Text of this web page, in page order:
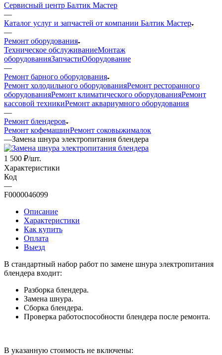
Сервисный центр Балтик Мастер
—
Каталог услуг и запчастей от компании Балтик Мастер
—
Ремонт оборудования
Техническое обслуживаниеМонтаж
оборудованияЗапчастиОборудование
—
Ремонт барного оборудования
Ремонт холодильного оборудованияРемонт ресторанного
оборудованияРемонт климатического оборудованияРемонт
кассовой техникиРемонт аквариумного оборудования
—
Ремонт блендеров
Ремонт кофемашинРемонт соковыжималок
—Замена шнура электропитания блендера
1 500 ₽/шт.
Характеристики
Код
—
F0000046099
Описание
Характеристики
Как купить
Оплата
Выезд
В стандартный набор работ по замене шнура электропитания
блендера входит:
Разборка блендера.
Замена шнура.
Сборка блендера.
Проверка работоспособности блендера после ремонта.
В указанную стоимость не включены: